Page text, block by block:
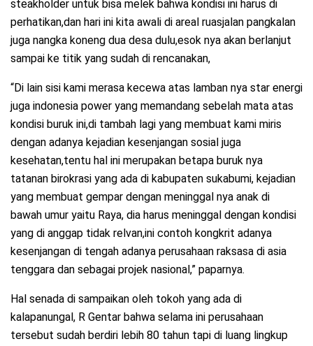
steakholder untuk bisa melek bahwa kondisi ini harus di
perhatikan,dan hari ini kita awali di areal ruasjalan pangkalan
juga nangka koneng dua desa dulu,esok nya akan berlanjut
sampai ke titik yang sudah di rencanakan,
“Di lain sisi kami merasa kecewa atas lamban nya star energi
juga indonesia power yang memandang sebelah mata atas
kondisi buruk ini,di tambah lagi yang membuat kami miris
dengan adanya kejadian kesenjangan sosial juga
kesehatan,tentu hal ini merupakan betapa buruk nya
tatanan birokrasi yang ada di kabupaten sukabumi, kejadian
yang membuat gempar dengan meninggal nya anak di
bawah umur yaitu Raya, dia harus meninggal dengan kondisi
yang di anggap tidak relvan,ini contoh kongkrit adanya
kesenjangan di tengah adanya perusahaan raksasa di asia
tenggara dan sebagai projek nasional,” paparnya.
Hal senada di sampaikan oleh tokoh yang ada di
kalapanungal, R Gentar bahwa selama ini perusahaan
tersebut sudah berdiri lebih 80 tahun tapi di luang lingkup